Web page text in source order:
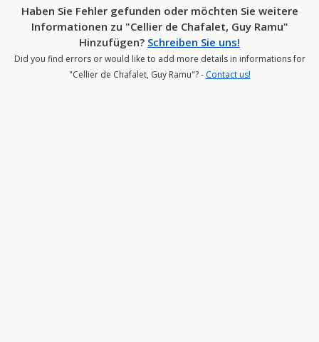
Haben Sie Fehler gefunden oder möchten Sie weitere
Informationen zu "Cellier de Chafalet, Guy Ramu"
Hinzufügen? Schreiben Sie uns!
Did you find errors or would like to add more details in informations for
"Cellier de Chafalet, Guy Ramu"? - Contact us!